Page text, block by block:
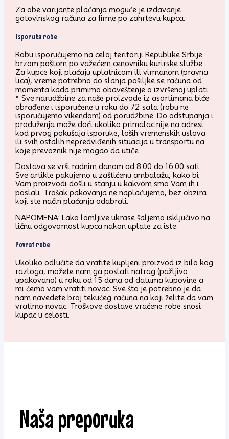
Za obe varijante plaćanja moguće je izdavanje
gotovinskog računa za firme po zahrtevu kupca.
Isporuka robe
Robu isporučujemo na celoj teritoriji Republike Srbije
brzom poštom po važećem cenovniku kurirske službe.
Za kupce koji plaćaju uplatnicom ili virmanom (pravna
lica), vreme potrebno do slanja pošiljke se računa od
momenta kada primimo obaveštenje o izvršenoj uplati.
* Sve narudžbine za naše proizvode iz asortimana biće
obrađene i isporučene u roku do 72 sata (robu ne
isporučujemo vikendom) od porudžbine. Do odstupanja i
produženja može doći ukoliko primalac nije na adresi
kod prvog pokušaja isporuke, loših vremenskih uslova
ili svih ostalih nepredviđenih situacija u transportu na
koje prevoznik nije mogao da utiče.
Dostava se vrši radnim danom od 8:00 do 16:00 sati.
Sve artikle pakujemo u zaštićenu ambalažu, kako bi
Vam proizvodi došli u stanju u kakvom smo Vam ih i
poslali. Trošak pakovanja ne naplaćujemo, bez obzira
koji ste način plaćanja odabrali.
NAPOMENA: Lako lomljive ukrase šaljemo isključivo na
ličnu odgovornost kupca nakon uplate za iste.
Povrat robe
Ukoliko odlučite da vratite kupljeni proizvod iz bilo kog
razloga, možete nam ga poslati natrag (pažljivo
upakovano) u roku od 15 dana od datuma kupovine a
mi ćemo vam vratiti novac. Sve što je potrebno je da
nam navedete broj tekućeg računa na koji želite da vam
vratimo novac. Troškove dostave vraćene robe snosi
kupac u celosti.
Naša preporuka